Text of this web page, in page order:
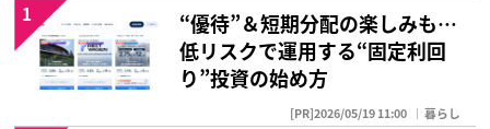
“優待”＆短期分配の楽しみも…
低リスクで運用する“固定利回
り”投資の始め方
[PR]2026/05/19 11:00 暮らし
1